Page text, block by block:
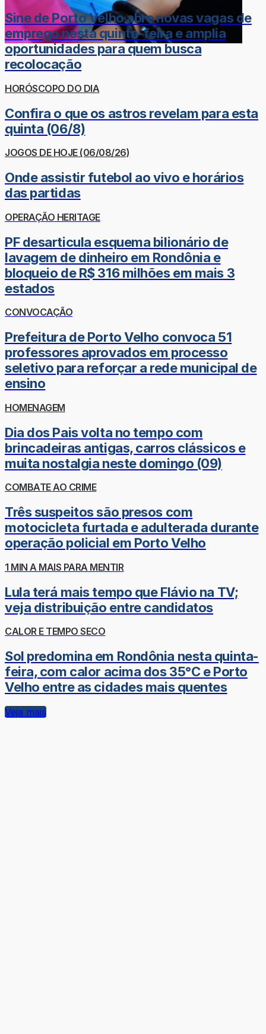
Sine de Porto Velho abre novas vagas de
emprego nesta quinta-feira e amplia
oportunidades para quem busca
recolocação
HORÓSCOPO DO DIA
Confira o que os astros revelam para esta
quinta (06/8)
JOGOS DE HOJE (06/08/26)
Onde assistir futebol ao vivo e horários
das partidas
OPERAÇÃO HERITAGE
PF desarticula esquema bilionário de
lavagem de dinheiro em Rondônia e
bloqueio de R$ 316 milhões em mais 3
estados
CONVOCAÇÃO
Prefeitura de Porto Velho convoca 51
professores aprovados em processo
seletivo para reforçar a rede municipal de
ensino
HOMENAGEM
Dia dos Pais volta no tempo com
brincadeiras antigas, carros clássicos e
muita nostalgia neste domingo (09)
COMBATE AO CRIME
Três suspeitos são presos com
motocicleta furtada e adulterada durante
operação policial em Porto Velho
1 MIN A MAIS PARA MENTIR
Lula terá mais tempo que Flávio na TV;
veja distribuição entre candidatos
CALOR E TEMPO SECO
Sol predomina em Rondônia nesta quinta-
feira, com calor acima dos 35°C e Porto
Velho entre as cidades mais quentes
Veja mais